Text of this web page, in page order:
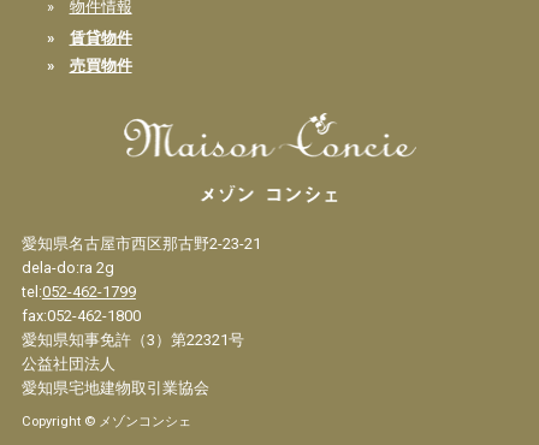
» 物件情報
» 賃貸物件
» 売買物件
愛知県名古屋市西区那古野2-23-21
dela-do:ra 2g
tel:052-462-1799
fax:052-462-1800
愛知県知事免許（3）第22321号
公益社団法人
愛知県宅地建物取引業協会
Copyright © メゾンコンシェ